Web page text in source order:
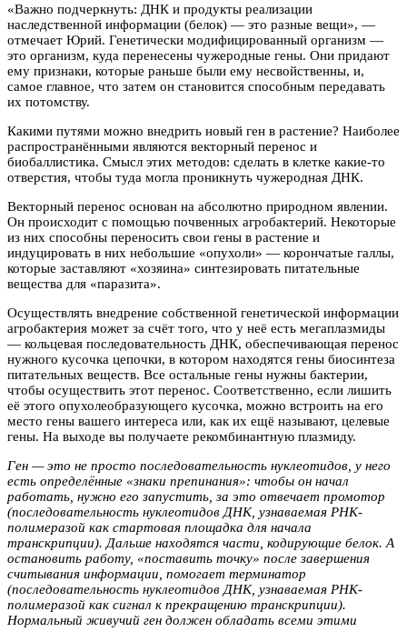
«Важно подчеркнуть: ДНК и продукты реализации
наследственной информации (белок) — это разные вещи», —
отмечает Юрий. Генетически модифицированный организм —
это организм, куда перенесены чужеродные гены. Они придают
ему признаки, которые раньше были ему несвойственны, и,
самое главное, что затем он становится способным передавать
их потомству.
Какими путями можно внедрить новый ген в растение? Наиболее
распространёнными являются векторный перенос и
биобаллистика. Смысл этих методов: сделать в клетке какие-то
отверстия, чтобы туда могла проникнуть чужеродная ДНК.
Векторный перенос основан на абсолютно природном явлении.
Он происходит с помощью почвенных агробактерий. Некоторые
из них способны переносить свои гены в растение и
индуцировать в них небольшие «опухоли» — корончатые галлы,
которые заставляют «хозяина» синтезировать питательные
вещества для «паразита».
Осуществлять внедрение собственной генетической информации
агробактерия может за счёт того, что у неё есть мегаплазмиды
— кольцевая последовательность ДНК, обеспечивающая перенос
нужного кусочка цепочки, в котором находятся гены биосинтеза
питательных веществ. Все остальные гены нужны бактерии,
чтобы осуществить этот перенос. Соответственно, если лишить
её этого опухолеобразующего кусочка, можно встроить на его
место гены вашего интереса или, как их ещё называют, целевые
гены. На выходе вы получаете рекомбинантную плазмиду.
Ген — это не просто последовательность нуклеотидов, у него
есть определённые «знаки препинания»: чтобы он начал
работать, нужно его запустить, за это отвечает промотор
(последовательность нуклеотидов ДНК, узнаваемая РНК-
полимеразой как стартовая площадка для начала
транскрипции). Дальше находятся части, кодирующие белок. А
остановить работу, «поставить точку» после завершения
считывания информации, помогает терминатор
(последовательность нуклеотидов ДНК, узнаваемая РНК-
полимеразой как сигнал к прекращению транскрипции).
Нормальный живучий ген должен обладать всеми этими